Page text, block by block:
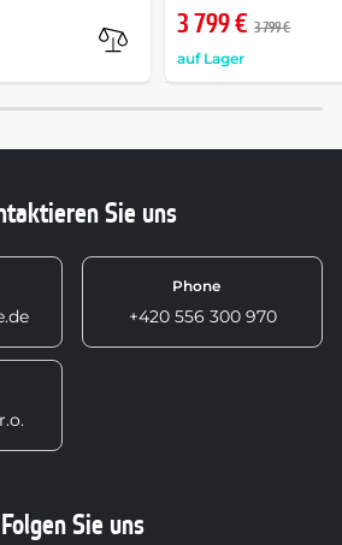
3 799 € 3 799 €
auf Lager
Sie uns
Phone
+420 556 300 970
Folgen Sie uns